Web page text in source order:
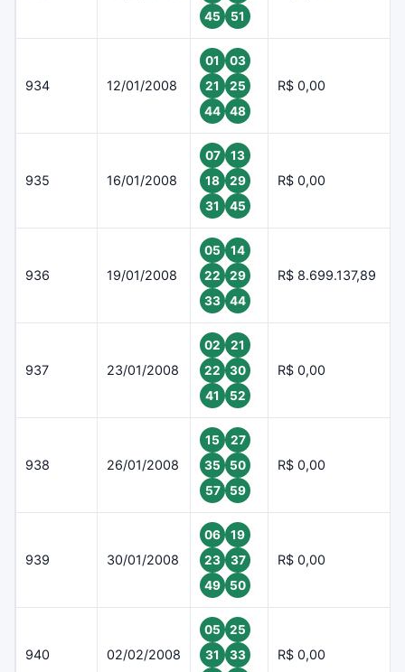
45
51
934 12/01/2008
01
03
21
25
44
48
R$ 0,00
935 16/01/2008
07
13
18
29
31
45
R$ 0,00
936 19/01/2008
05
14
22
29
33
44
R$ 8.699.137,89
937 23/01/2008
02
21
22
30
41
52
R$ 0,00
938 26/01/2008
15
27
35
50
57
59
R$ 0,00
939 30/01/2008
06
19
23
37
49
50
R$ 0,00
940 02/02/2008
05
25
31
33
R$ 0,00